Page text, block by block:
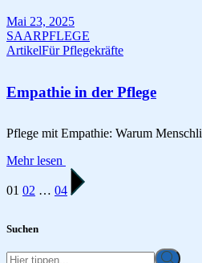
Mai 23, 2025
SAARPFLEGE
ArtikelFür Pflegekräfte
Empathie in der Pflege
Pflege mit Empathie: Warum
Mehr lesen
01 02 … 04
Suchen